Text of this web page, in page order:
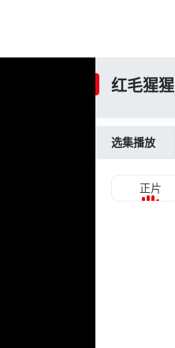
红毛猩猩
选集播放
正片